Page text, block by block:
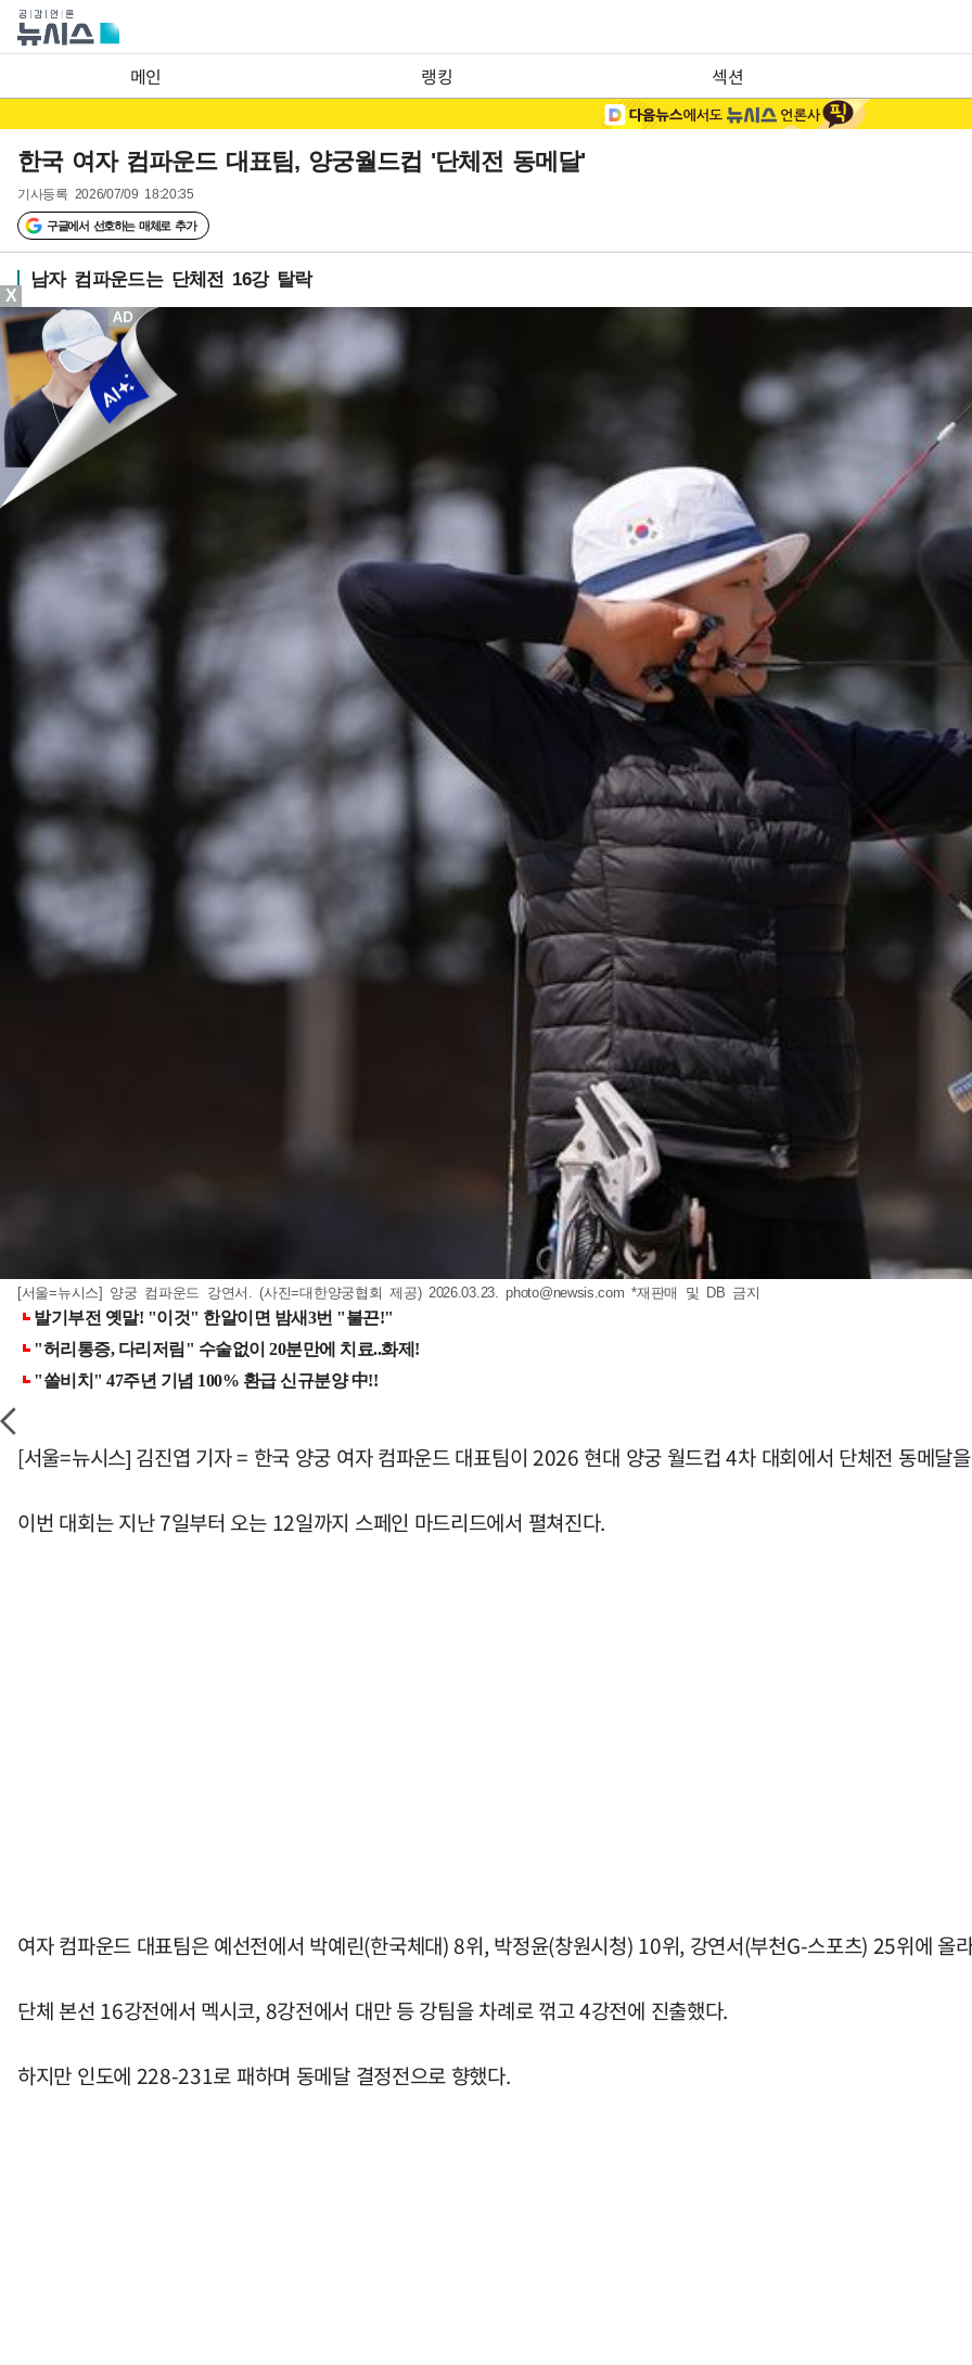
메인 랭킹 섹션
한국 여자 컴파운드 대표팀, 양궁월드컵 '단체전 동메달'
기사등록 2026/07/09 18:20:35
구글에서 선호하는 매체로 추가
남자 컴파운드는 단체전 16강 탈락
[서울=뉴시스] 양궁 컴파운드 강연서. (사진=대한양궁협회 제공) 2026.03.23.photo@newsis.com *재판매 및 DB 금지
[서울=뉴시스] 김진엽 기자 = 한국 양궁 여자 컴파운드 대표팀이 2026 현대 양궁 월드컵 4차 대회에서 단체전 동메달
이번 대회는 지난 7일부터 오는 12일까지 스페인 마드리드에서 펼쳐진다.
여자 컴파운드 대표팀은 예선전에서 박예린(한국체대) 8위, 박정윤(창원시청) 10위, 강연서(부천G-스포츠) 25위에 올
단체 본선 16강전에서 멕시코, 8강전에서 대만 등 강팀을 차례로 꺾고 4강전에 진출했다.
하지만 인도에 228-231로 패하며 동메달 결정전으로 향했다.
X